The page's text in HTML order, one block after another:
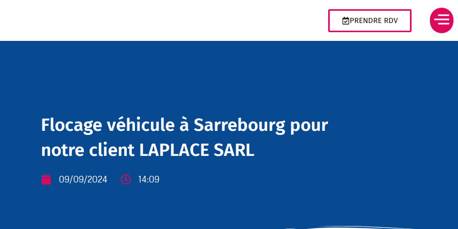
PRENDRE RDV
Flocage véhicule à Sarrebourg pour
notre client LAPLACE SARL
09/09/2024 14:09